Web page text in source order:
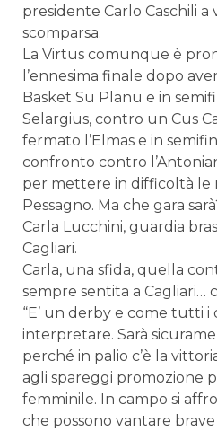
presidente Carlo Caschili a
scomparsa.
La Virtus comunque è
l’ennesima finale dopo
Basket Su Planu e in
Selargius, contro un Cus
fermato l’Elmas e in
confronto contro
per mettere in difficoltà le
Pessagno. Ma che gara
Carla Lucchini, guardia
Cagliari.
Carla, una sfida, quella
sempre sentita a Cagliari…
“E’ un derby e come tutti
interpretare. Sarà
perché in palio c’è la
agli spareggi promozione
femminile. In campo si
che possono vantare